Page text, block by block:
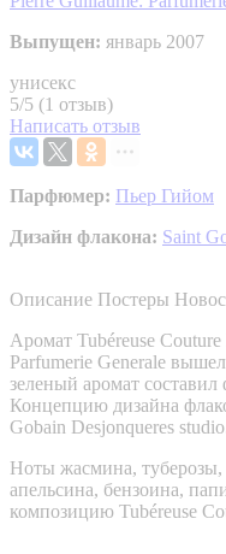
Выпущен: январь 2007
унисекс
5/5 (1 отзыв)
Написать отзыв
Парфюмер: Пьер Гийом
Дизайн флакона: Saint
Описание Постеры
Аромат Tubéreuse
Parfumerie Generale
зеленый аромат
Концепцию дизайна
Gobain Desjonqueres
Ноты жасмина, туберозы,
апельсина, бензоина,
композицию Tubéreuse